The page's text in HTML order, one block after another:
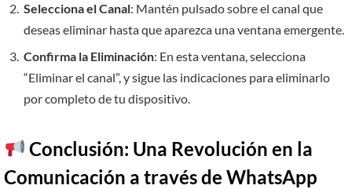
Selecciona el Canal: Mantén pulsado sobre el canal que
deseas eliminar hasta que aparezca una ventana emergente.
Confirma la Eliminación: En esta ventana, selecciona
“Eliminar el canal”, y sigue las indicaciones para eliminarlo
por completo de tu dispositivo.
Conclusión: Una Revolución en la
Comunicación a través de WhatsApp